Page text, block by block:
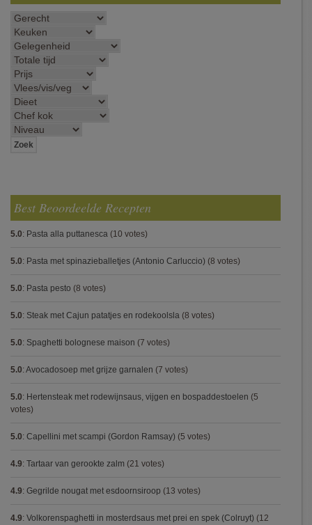
Best Beoordeelde Recepten
5.0: Pasta alla puttanesca (10 votes)
5.0: Pasta met spinazieballetjes (Antonio Carluccio) (8 votes)
5.0: Pasta pesto (8 votes)
5.0: Steak met Cajun patatjes en rodekoolsla (8 votes)
5.0: Spaghetti bolognese maison (7 votes)
5.0: Avocadosoep met grijze garnalen (7 votes)
5.0: Hertensteak met rodewijnsaus, vijgen en bospaddestoelen (5
votes)
5.0: Capellini met scampi (Gordon Ramsay) (5 votes)
4.9: Tartaar van gerookte zalm (21 votes)
4.9: Gegrilde nougat met esdoornsiroop (13 votes)
4.9: Volkorenspaghetti in mosterdsaus met prei en spek (Colruyt) (12